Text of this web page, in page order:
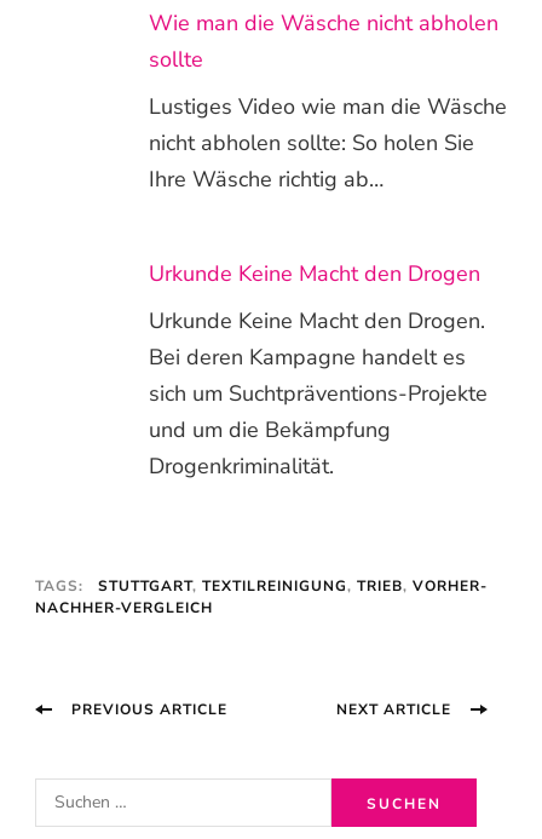
Wie man die Wäsche nicht abholen
sollte
Lustiges Video wie man die Wäsche
nicht abholen sollte: So holen Sie
Ihre Wäsche richtig ab…
Urkunde Keine Macht den Drogen
Urkunde Keine Macht den Drogen.
Bei deren Kampagne handelt es
sich um Suchtpräventions-Projekte
und um die Bekämpfung
Drogenkriminalität.
TAGS: STUTTGART, TEXTILREINIGUNG, TRIEB, VORHER-
NACHHER-VERGLEICH
PostPREVIOUS ARTICLE NEXT ARTICLE
u